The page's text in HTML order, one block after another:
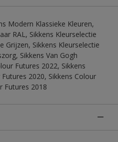
Modern Klassieke Kleuren,
RAL, Sikkens Kleurselectie
Grijzen, Sikkens Kleurselectie
Sikkens Van Gogh
Futures 2022, Sikkens
2020, Sikkens Colour
Futures 2018